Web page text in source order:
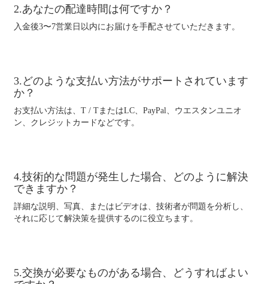
2.あなたの配達時間は何ですか？
入金後3〜7営業日以内にお届けを手配させていただきます。
3.どのような支払い方法がサポートされています
か？
お支払い方法は、T / TまたはLC、PayPal、ウエスタンユニオ
ン、クレジットカードなどです。
4.技術的な問題が発生した場合、どのように解決
できますか？
詳細な説明、写真、またはビデオは、技術者が問題を分析し、
それに応じて解決策を提供するのに役立ちます。
5.交換が必要なものがある場合、どうすればよい